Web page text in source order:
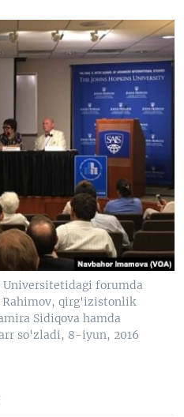
Universitetidagi forumda
qirg'izistonlik
Sidiqova hamda
so'zladi, 8-iyun, 2016